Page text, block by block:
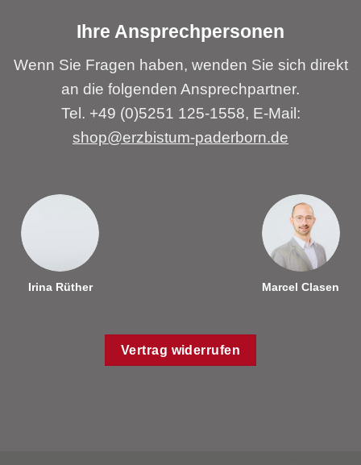
Ihre Ansprechpersonen
Wenn Sie Fragen haben, wenden Sie sich direkt
an die folgenden Ansprechpartner.
Tel. +49 (0)5251 125-1558, E-Mail:
shop@erzbistum-paderborn.de
Irina Rüther Marcel Clasen
Vertrag widerrufen